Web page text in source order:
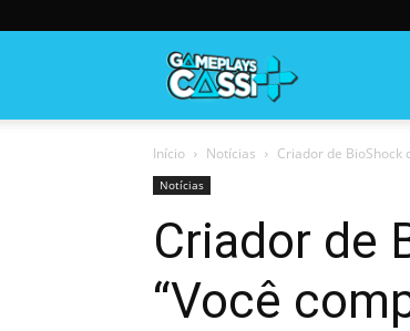
Início Notícias Criador de BioShock
Notícias
Criador de
“Você